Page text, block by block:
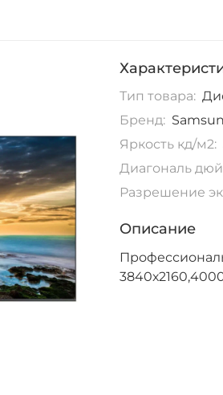
Тип товара:
Бренд:
Яркость кд/м2:
Диагональ
Разрешение
Описание